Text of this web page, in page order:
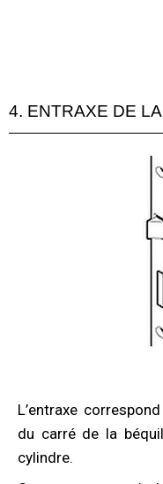
4. ENTRAXE DE
L’entraxe
du carré de la
cylindre.